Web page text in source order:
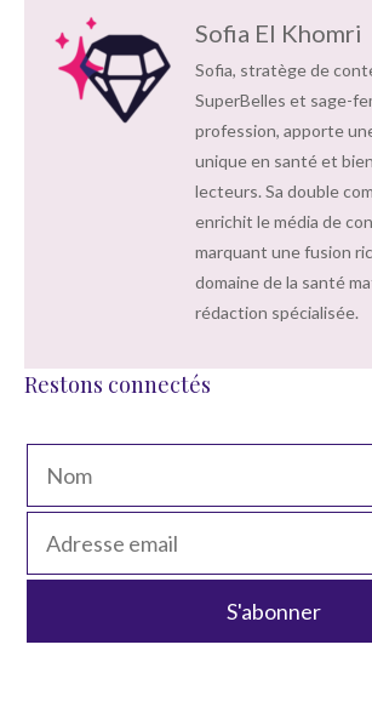
Sofia El Khomri
Sofia, stratège de
SuperBelles et sage-
profession, apporte
unique en santé et
lecteurs. Sa double
enrichit le média de
marquant une fusion
domaine de la santé
rédaction spécialisée.
Restons connectés